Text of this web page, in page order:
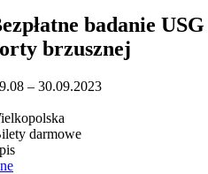
badanie USG
brzusznej
– 30.09.2023
darmowe